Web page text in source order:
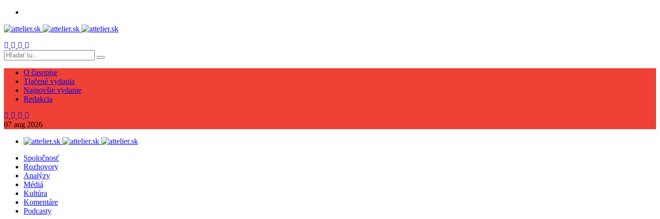
O časopise
Tlačené vydania
Najnovšie vydanie
Redakcia
07 aug 2026
Spoločnosť
Rozhovory
Analýzy
Médiá
Kultúra
Komentáre
Podcasty